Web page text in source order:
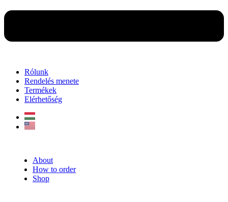
Rólunk
Rendelés menete
Termékek
Elérhetőség
About
How to order
Shop